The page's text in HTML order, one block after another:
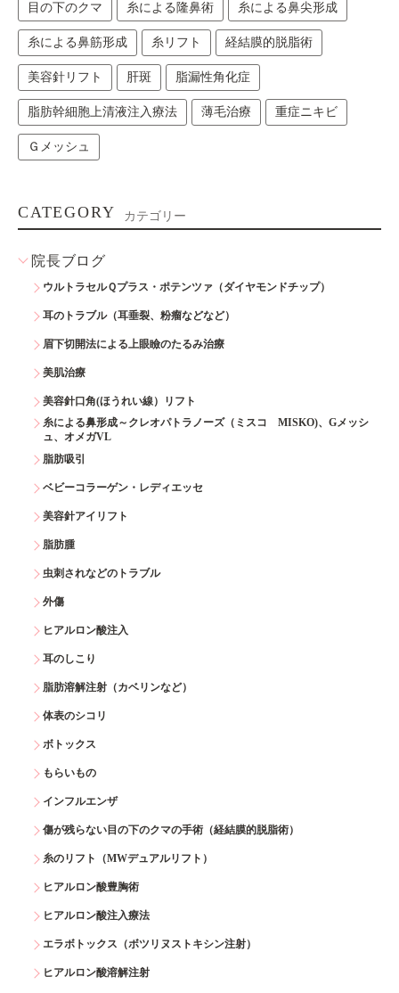
目の下のクマ 糸による隆鼻術 糸による鼻尖形成
糸による鼻筋形成 糸リフト 経結膜的脱脂術
美容針リフト 肝斑 脂漏性角化症
脂肪幹細胞上清液注入療法 薄毛治療 重症ニキビ
Ｇメッシュ
CATEGORY カテゴリー
院長ブログ
ウルトラセルＱプラス・ポテンツァ（ダイヤモンドチップ）
耳のトラブル（耳垂裂、粉瘤などなど）
眉下切開法による上眼瞼のたるみ治療
美肌治療
美容針口角(ほうれい線）リフト
糸による鼻形成～クレオパトラノーズ（ミスコ MISKO)、Gメッシ
ュ、オメガVL
脂肪吸引
ベビーコラーゲン・レディエッセ
美容針アイリフト
脂肪腫
虫刺されなどのトラブル
外傷
ヒアルロン酸注入
耳のしこり
脂肪溶解注射（カベリンなど）
体表のシコリ
ボトックス
もらいもの
インフルエンザ
傷が残らない目の下のクマの手術（経結膜的脱脂術）
糸のリフト（MWデュアルリフト）
ヒアルロン酸豊胸術
ヒアルロン酸注入療法
エラボトックス（ボツリヌストキシン注射）
ヒアルロン酸溶解注射